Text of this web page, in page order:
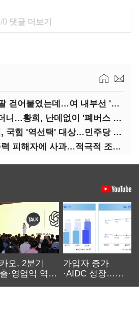
0 댓글 더보기
이 대통령, '공급' 팔 걷어붙였는데…여 내부선 '부동산 망언'(종합)
공급 속도전 외치더니…황희, 난데없이 '폐버스 리모델링' 제안
송영길 측 "정청래, 국힘 '역선택' 대상…민주당 대표로 총선 지휘 못해"
이 대통령 "국가폭력 피해자에 사과…적극적 조사로 진실 밝혀야"
오, 2분기
·영업익 역대
가입자 증가
·AIDC 성장…